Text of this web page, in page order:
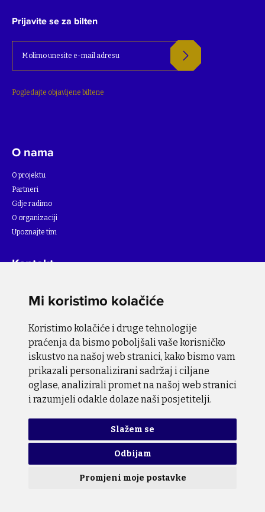
Mi koristimo kolačiće
Koristimo kolačiće i druge tehnologije
praćenja da bismo poboljšali vaše korisničko
iskustvo na našoj web stranici, kako bismo vam
prikazali personalizirani sadržaj i ciljane
oglase, analizirali promet na našoj web stranici
i razumjeli odakle dolaze naši posjetitelji.
Slažem se
Odbijam
Promjeni moje postavke
Prijavite se za bilten
Pogledajte objavljene biltene
O nama
O projektu
Partneri
Gdje radimo
O organizaciji
Upoznajte tim
Kontakt
Pratite nas
Pravila o zaštiti privatnosti Pravila o upotrebi kolačića
Copyright © 2026 BiH SuTra. Sva prava zadržana.